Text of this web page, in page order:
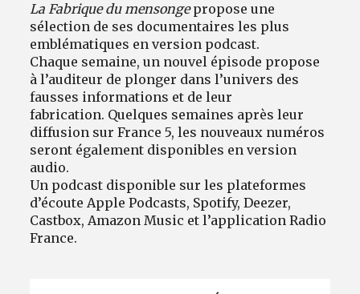
La Fabrique du mensongepropose une
sélection de ses documentaires les plus
emblématiques en version podcast.
Chaque semaine, un nouvel épisode propose
à l’auditeur de plonger dans l’univers des
fausses informations et de leur
fabrication. Quelques semaines après leur
diffusion sur France 5, les nouveaux numéros
seront également disponibles en version
audio.
Un podcast disponible sur les plateformes
d’écoute Apple Podcasts, Spotify, Deezer,
Castbox, Amazon Music et l’application Radio
France.